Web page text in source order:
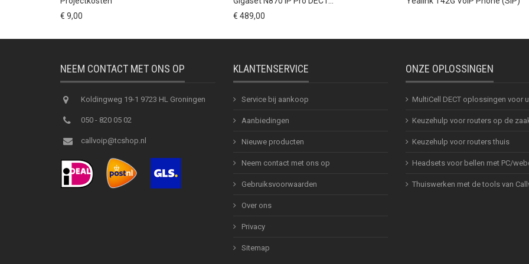
€ 9,00
€ 489,00
NEEM CONTACT MET ONS OP
Koldingweg 19-1 9723 HL Groningen
050 - 820 05 02
callvoip@tcshop.nl
KLANTENSERVICE
Service bij aankoop
Aanbiedingen
Nieuwe producten
Neem contact met ons op
Gebruiksvoorwaarden
Over ons
Privacy
Sitemap
ONZE OPLOSSINGEN
MultiCell DECT oplossingen voor
Keuzehulp voor routers op de
Keuzehulp voor routers thuis
Headsets voor bellen met PC/
Thuiswerken met de tools van